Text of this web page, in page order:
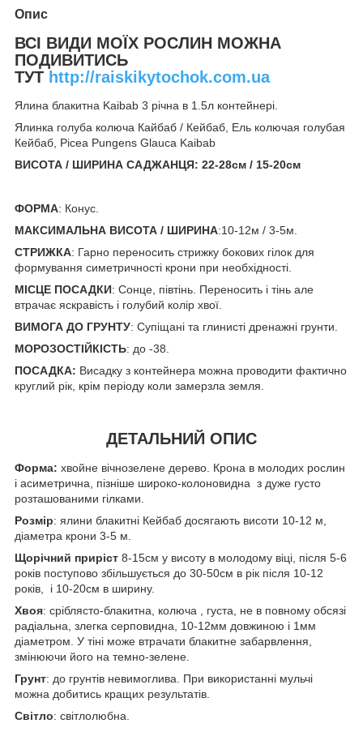
Опис
ВСІ ВИДИ МОЇХ РОСЛИН МОЖНА
ПОДИВИТИСЬ
ТУТ http://raiskikytochok.com.ua
Ялина блакитна Kaibab 3 річна в 1.5л контейнері.
Ялинка голуба колюча Кайбаб / Кейбаб, Ель колючая голубая
Кейбаб, Picea Pungens Glauca Kaibab
ВИСОТА / ШИРИНА САДЖАНЦЯ: 22-28см / 15-20см
ФОРМА: Конус.
МАКСИМАЛЬНА ВИСОТА / ШИРИНА:10-12м / 3-5м.
СТРИЖКА: Гарно переносить стрижку бокових гілок для
формування симетричності крони при необхідності.
МІСЦЕ ПОСАДКИ: Сонце, півтінь. Переносить і тінь але
втрачає яскравість і голубий колір хвої.
ВИМОГА ДО ГРУНТУ: Супіщані та глинисті дренажні грунти.
МОРОЗОСТІЙКІСТЬ: до -38.
ПОСАДКА: Висадку з контейнера можна проводити фактично
круглий рік, крім періоду коли замерзла земля.
ДЕТАЛЬНИЙ ОПИС
Форма: хвойне вічнозелене дерево. Крона в молодих рослин
і асиметрична, пізніше широко-колоновидна з дуже густо
розташованими гілками.
Розмір: ялини блакитні Кейбаб досягають висоти 10-12 м,
діаметра крони 3-5 м.
Щорічний приріст 8-15см у висоту в молодому віці, після 5-6
років поступово збільшується до 30-50см в рік після 10-12
років, і 10-20см в ширину.
Хвоя: сріблясто-блакитна, колюча , густа, не в повному обсязі
радіальна, злегка серповидна, 10-12мм довжиною і 1мм
діаметром. У тіні може втрачати блакитне забарвлення,
змінюючи його на темно-зелене.
Грунт: до грунтів невимоглива. При використанні мульчі
можна добитись кращих результатів.
Світло: світлолюбна.